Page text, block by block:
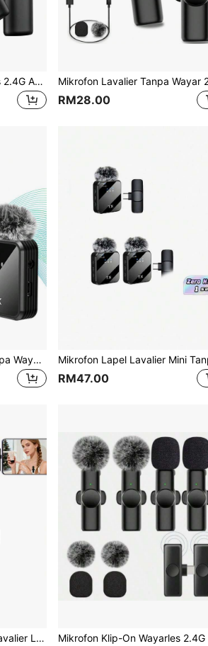
Mikrofon Klip-On Wayarles 2.4G Antara Muka Type-C Pasang dan Main Kependaman Ultra Rendah Cip Pengurangan Hingar Terbina Dalam Sesuai untuk Rakaman Video Bual Podcast Vlog Bateri Boleh Cas Semula 50mAh
RM28.00
Mikrofon Lavalier Mini Tanpa Wayar Mudah Alih, Serasi dengan iOS dan Android, Rakaman Pengurangan Hingar Profesional, Sesuai untuk Vlog, Podcast, Penyiaran Langsung, Pencipta Kandungan (Bateri Litium Boleh Cas Semula 50mAh/230mAh/300mAh 3.7V, Penghantaran Kelompok Rawak)
RM47.00
Dalam Talian, Penggambaran Video Pendek, Rakaman Bual dan Rakaman Persembahan